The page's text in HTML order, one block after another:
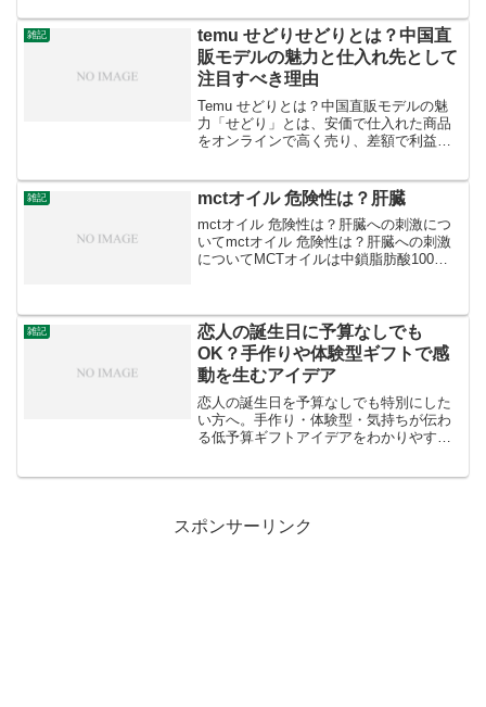
めには、以下の方法...
雑記
temu せどりせどりとは？中国直
販モデルの魅力と仕入れ先として
注目すべき理由
Temu せどりとは？中国直販モデルの魅
力「せどり」とは、安価で仕入れた商品
をオンラインで高く売り、差額で利益を
せどり業者のビジネスが大きな影響を受
けています。中国...
雑記 mctオイル 危険性は？肝臓
mctオイル 危険性は？肝臓への刺激につ
いてmctオイル 危険性は？肝臓への刺激
についてMCTオイルは中鎖脂肪酸100％
ります。以下...
雑記
恋人の誕生日に予算なしでも
OK？手作りや体験型ギフトで感
動を生むアイデア
恋人の誕生日を予算なしでも特別にした
い方へ。手作り・体験型・気持ちが伝わ
る低予算ギフトアイデアをわかりやすく
スポンサーリンク